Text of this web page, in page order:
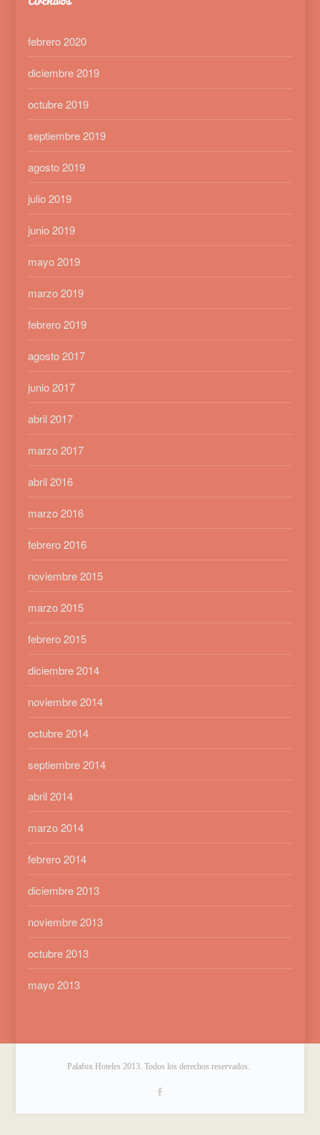
febrero 2020
diciembre 2019
octubre 2019
septiembre 2019
agosto 2019
julio 2019
junio 2019
mayo 2019
marzo 2019
febrero 2019
agosto 2017
junio 2017
abril 2017
marzo 2017
abril 2016
marzo 2016
febrero 2016
noviembre 2015
marzo 2015
febrero 2015
diciembre 2014
noviembre 2014
octubre 2014
septiembre 2014
abril 2014
marzo 2014
febrero 2014
diciembre 2013
noviembre 2013
octubre 2013
mayo 2013
Palafox Hoteles 2013. Todos los derechos reservados.